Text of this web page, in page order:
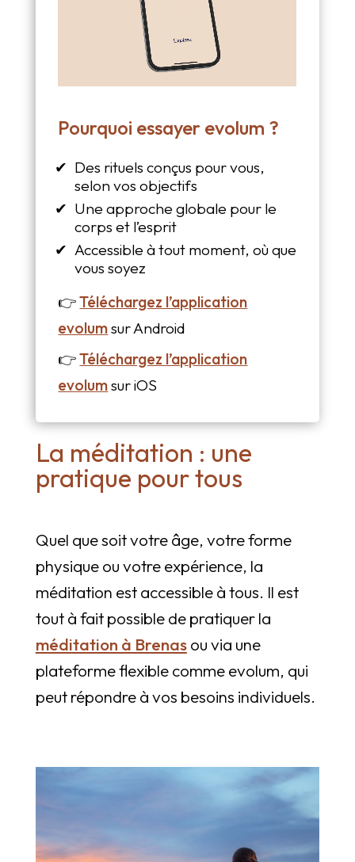
Pourquoi essayer evolum ?
Des rituels conçus pour vous,
selon vos objectifs
Une approche globale pour le
corps et l’esprit
Accessible à tout moment, où que
vous soyez
👉Téléchargez l’application
evolumsur Android
👉Téléchargez l’application
evolumsur iOS
La méditation : une
pratique pour tous
Quel que soit votre âge, votre forme
physique ou votre expérience, la
méditation est accessible à tous. Il est
tout à fait possible de pratiquer la
méditation à Brenasou via une
plateforme flexible comme evolum, qui
peut répondre à vos besoins individuels.